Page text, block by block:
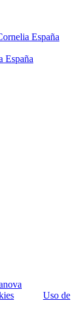
España
España
Uso de